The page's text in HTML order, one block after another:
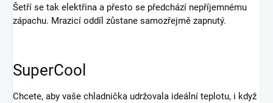
Šetří se tak elektřina a přesto se předchází nepříjemnému
zápachu. Mrazicí oddíl zůstane samozřejmě zapnutý.
SuperCool
Chcete, aby vaše chladnička udržovala ideální teplotu, i když